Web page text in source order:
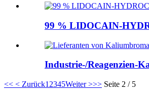
99 % LIDOCAIN-
Industrie-/Reagenzien-
<< < Zurück1 2345Weiter >>> Seite 2 / 5